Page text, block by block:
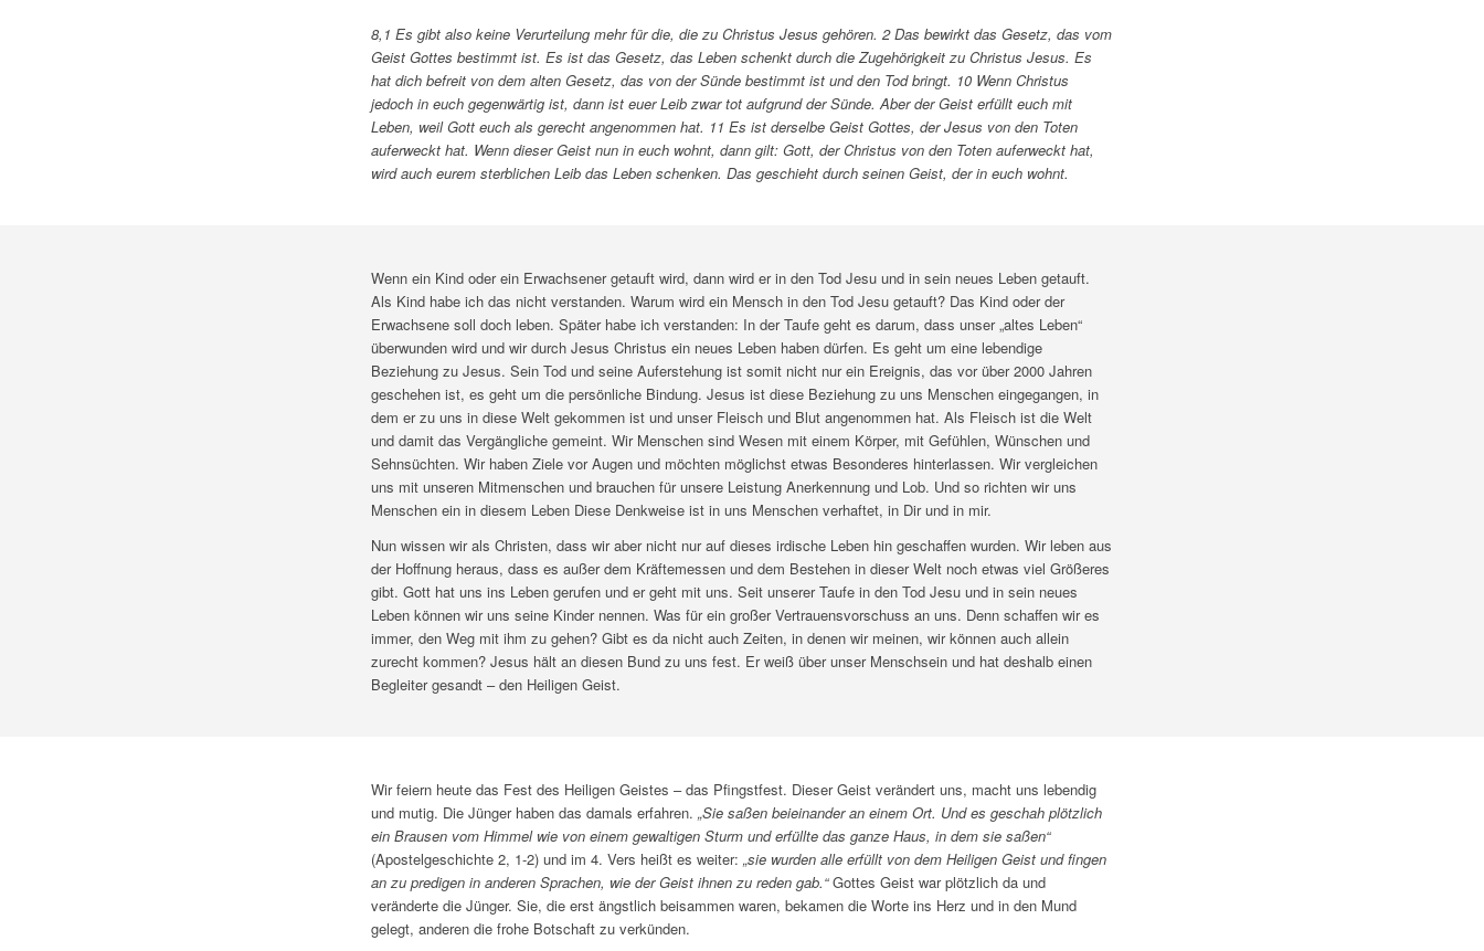
8,1 Es gibt also keine Verurteilung mehr für die, die zu Christus Jesus gehören. 2 Das bewirkt das Gesetz, das vom
Geist Gottes bestimmt ist. Es ist das Gesetz, das Leben schenkt durch die Zugehörigkeit zu Christus Jesus. Es
hat dich befreit von dem alten Gesetz, das von der Sünde bestimmt ist und den Tod bringt. 10 Wenn Christus
jedoch in euch gegenwärtig ist, dann ist euer Leib zwar tot aufgrund der Sünde. Aber der Geist erfüllt euch mit
Leben, weil Gott euch als gerecht angenommen hat. 11 Es ist derselbe Geist Gottes, der Jesus von den Toten
auferweckt hat. Wenn dieser Geist nun in euch wohnt, dann gilt: Gott, der Christus von den Toten auferweckt hat,
wird auch eurem sterblichen Leib das Leben schenken. Das geschieht durch seinen Geist, der in euch wohnt.
Wenn ein Kind oder ein Erwachsener getauft wird, dann wird er in den Tod Jesu und in sein neues Leben getauft.
Als Kind habe ich das nicht verstanden. Warum wird ein Mensch in den Tod Jesu getauft? Das Kind oder der
Erwachsene soll doch leben. Später habe ich verstanden: In der Taufe geht es darum, dass unser „altes Leben“
überwunden wird und wir durch Jesus Christus ein neues Leben haben dürfen. Es geht um eine lebendige
Beziehung zu Jesus. Sein Tod und seine Auferstehung ist somit nicht nur ein Ereignis, das vor über 2000 Jahren
geschehen ist, es geht um die persönliche Bindung. Jesus ist diese Beziehung zu uns Menschen eingegangen, in
dem er zu uns in diese Welt gekommen ist und unser Fleisch und Blut angenommen hat. Als Fleisch ist die Welt
und damit das Vergängliche gemeint. Wir Menschen sind Wesen mit einem Körper, mit Gefühlen, Wünschen und
Sehnsüchten. Wir haben Ziele vor Augen und möchten möglichst etwas Besonderes hinterlassen. Wir vergleichen
uns mit unseren Mitmenschen und brauchen für unsere Leistung Anerkennung und Lob. Und so richten wir uns
Menschen ein in diesem Leben Diese Denkweise ist in uns Menschen verhaftet, in Dir und in mir.
Nun wissen wir als Christen, dass wir aber nicht nur auf dieses irdische Leben hin geschaffen wurden. Wir leben aus
der Hoffnung heraus, dass es außer dem Kräftemessen und dem Bestehen in dieser Welt noch etwas viel Größeres
gibt. Gott hat uns ins Leben gerufen und er geht mit uns. Seit unserer Taufe in den Tod Jesu und in sein neues
Leben können wir uns seine Kinder nennen. Was für ein großer Vertrauensvorschuss an uns. Denn schaffen wir es
immer, den Weg mit ihm zu gehen? Gibt es da nicht auch Zeiten, in denen wir meinen, wir können auch allein
zurecht kommen? Jesus hält an diesen Bund zu uns fest. Er weiß über unser Menschsein und hat deshalb einen
Begleiter gesandt – den Heiligen Geist.
Wir feiern heute das Fest des Heiligen Geistes – das Pfingstfest. Dieser Geist verändert uns, macht uns lebendig
und mutig. Die Jünger haben das damals erfahren. „Sie saßen beieinander an einem Ort. Und es geschah plötzlich
ein Brausen vom Himmel wie von einem gewaltigen Sturm und erfüllte das ganze Haus, in dem sie saßen“
(Apostelgeschichte 2, 1-2) und im 4. Vers heißt es weiter: „sie wurden alle erfüllt von dem Heiligen Geist und fingen
an zu predigen in anderen Sprachen, wie der Geist ihnen zu reden gab.“Gottes Geist war plötzlich da und
veränderte die Jünger. Sie, die erst ängstlich beisammen waren, bekamen die Worte ins Herz und in den Mund
gelegt, anderen die frohe Botschaft zu verkünden.